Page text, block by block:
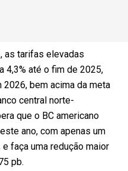
as tarifas elevadas
4,3% até o fim de 2025,
bem acima da meta
central norte-
que o BC americano
ano, com apenas um
faça uma redução maior
pb.